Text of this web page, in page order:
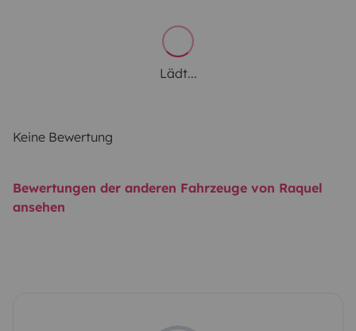
Lädt...
Keine Bewertung
Bewertungen der anderen Fahrzeuge von Raquel
ansehen